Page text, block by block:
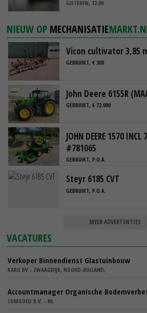
GISTEREN, 12:00
NIEUW OP MECHANISATIE
Vicon cultivator 3,85
GEBRUIKT, € 300
John Deere 6155R
GEBRUIKT, € 72.000
JOHN DEERE 1570
#781065
GEBRUIKT, P.O.A.
Steyr 6185 CVT
GEBRUIKT, P.O.A.
MEER ADVERTENTIES
VACATURES
Verkoper Binnendienst Glastuinbouw
KARO BV - ZWAAGDIJK, NOORD-HOLLAND,
Accountmanager Organische
COMGOED B.V. - NL